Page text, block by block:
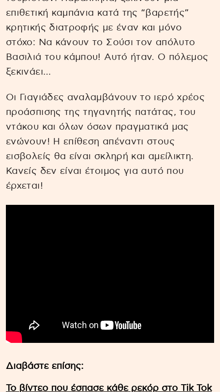
επιθετική καμπάνια κατά της “βαρετής”
κρητικής διατροφής με έναν και μόνο
στόχο: Να κάνουν το Σούσι τον απόλυτο
Βασιλιά του κάμπου! Αυτό ήταν. Ο πόλεμος
ξεκινάει…
Οι Γιαγιάδες αναλαμβάνουν το ιερό χρέος
προάσπισης της τηγανητής πατάτας, του
ντάκου και όλων όσων πραγματικά μας
ενώνουν! Η επίθεση απέναντι στους
εισβολείς θα είναι σκληρή και αμείλικτη.
Κανείς δεν είναι έτοιμος για αυτό που
έρχεται!
Διαβάστε επίσης:
Το βίντεο που έσπασε κάθε ρεκόρ στο Τik Tok